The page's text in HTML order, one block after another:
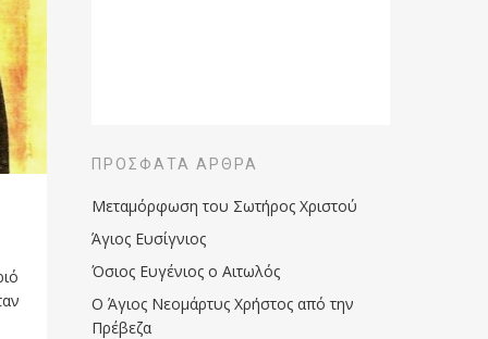
ΠΡΌΣΦΑΤΑ ΆΡΘΡΑ
Μεταμόρφωση του Σωτήρος Χριστού
Άγιος Ευσίγνιος
Όσιος Ευγένιος ο Αιτωλός
Ο Άγιος Νεομάρτυς Χρήστος από την
Πρέβεζα